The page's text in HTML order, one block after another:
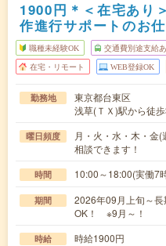
1900円＊＜在宅あり
作進行サポートのお
職種未経験OK 交通費別途支給
在宅・リモート WEB登録OK
勤務地
東京都台東区
浅草(ＴＸ)駅から徒
曜日頻度
月・火・水・木・
相談できます！
時間 10:00～18:00(実働
期間
2026年09月上旬～
OK！ ※9月～！
時給 時給1900円